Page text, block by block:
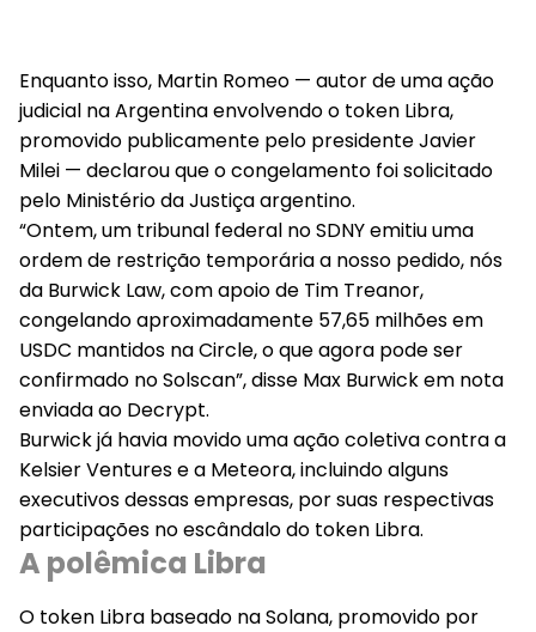
Enquanto isso, Martin Romeo — autor de uma ação
judicial na Argentina envolvendo o token Libra,
promovido publicamente pelo presidente Javier
Milei — declarou que o congelamento foi solicitado
pelo Ministério da Justiça argentino.
“Ontem, um tribunal federal no SDNY emitiu uma
ordem de restrição temporária a nosso pedido, nós
da Burwick Law, com apoio de Tim Treanor,
congelando aproximadamente 57,65 milhões em
USDC mantidos na Circle, o que agora pode ser
confirmado no Solscan”, disse Max Burwick em nota
enviada ao Decrypt.
Burwick já havia movido uma ação coletiva contra a
Kelsier Ventures e a Meteora, incluindo alguns
executivos dessas empresas, por suas respectivas
participações no escândalo do token Libra.
A polêmica Libra
O token Libra baseado na Solana, promovido por